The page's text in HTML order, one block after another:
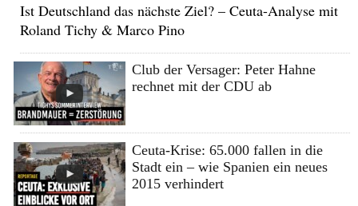
Ist Deutschland das nächste Ziel? – Ceuta-Analyse mit
Roland Tichy & Marco Pino
Club der Versager: Peter Hahne
rechnet mit der CDU ab
Ceuta-Krise: 65.000 fallen in die
Stadt ein – wie Spanien ein neues
2015 verhindert